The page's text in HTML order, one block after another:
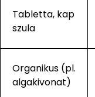
Tabletta, kap
szula
Organikus (pl.
algakivonat)